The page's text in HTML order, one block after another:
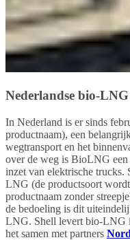
Nederlandse bio-
In Nederland is er sinds
productnaam), een
wegtransport en het
over de weg is BioLNG een
inzet van elektrische
LNG (de productsoort
productnaam zonder
de bedoeling is dit
LNG. Shell levert bio-LNG
het samen met partners